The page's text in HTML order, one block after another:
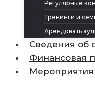
Регулярные
Тренинги и
Арендовать
Сведения об
Финансовая
Мероприятия